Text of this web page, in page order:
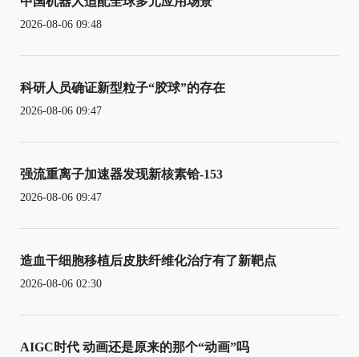
2026-08-06 09:48
科研人员确证新型粒子“胶球”的存在
2026-08-06 09:47
强流重离子加速器发现新核素铪-153
2026-08-06 09:47
造血干细胞移植后皮肤纤维化治疗有了新靶点
2026-08-06 02:30
AIGC时代 动画还是原来的那个“动画”吗